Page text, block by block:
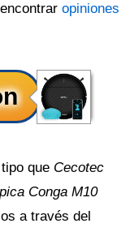
opiniones
que Cecotec
Conga M10
a través del